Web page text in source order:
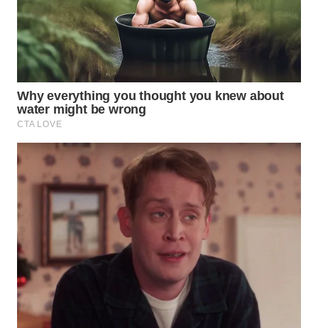
WAHANANEWS
CO ID
WAHANANEWS
NET
SPORT
WAHANA
WAHANA
SELEB
WAHANA
PERSONA